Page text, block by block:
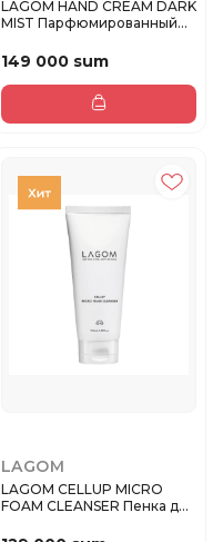
LAGOM HAND CREAM DARK
MIST Парфюмированный
149 000 sum
LAGOM
LAGOM CELLUP MICRO
FOAM CLEANSER Пенка для